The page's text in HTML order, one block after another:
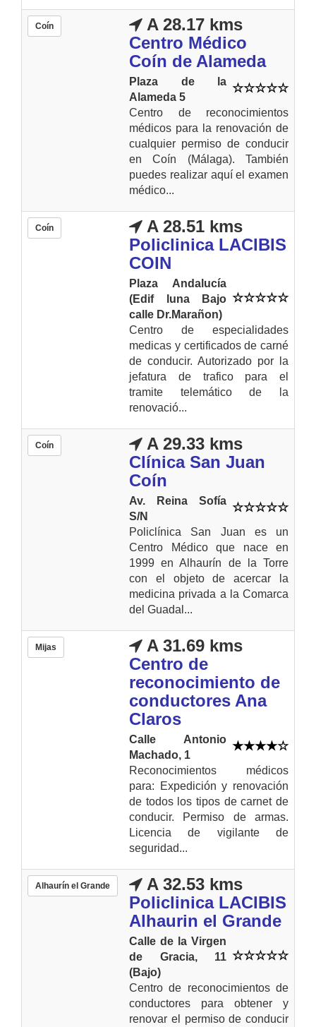
Coín
A 28.17 kms
Centro Médico
Coín de Alameda
Plaza de la
Alameda 5
Centro de reconocimientos
médicos para la renovación de
cualquier permiso de conducir
en Coín (Málaga). También
puedes realizar aquí el examen
médico...
Coín
A 28.51 kms
Policlinica LACIBIS
COIN
Plaza Andalucía
(Edif luna Bajo
calle Dr.Marañon)
Centro de especialidades
medicas y certificados de carné
de conducir. Autorizado por la
jefatura de trafico para el
tramite telemático de la
renovació...
Coín
A 29.33 kms
Clínica San Juan
Coín
Av. Reina Sofía
S/N
Policlínica San Juan es un
Centro Médico que nace en
1999 en Alhaurín de la Torre
con el objeto de acercar la
medicina privada a la Comarca
del Guadal...
Mijas
A 31.69 kms
Centro de
reconocimiento de
conductores Ana
Claros
Calle Antonio
Machado, 1
Reconocimientos médicos
para: Expedición y renovación
de todos los tipos de carnet de
conducir. Permiso de armas.
Licencia de vigilante de
seguridad...
Alhaurín el Grande
A 32.53 kms
Policlinica LACIBIS
Alhaurin el Grande
Calle de la Virgen
de Gracia, 11
(Bajo)
Centro de reconocimientos de
conductores para obtener y
renovar el permiso de conducir